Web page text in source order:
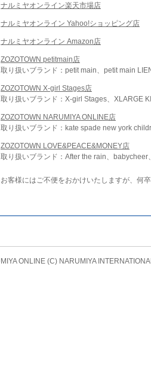
ナルミヤオンライン楽天市場店
ナルミヤオンライン Yahoo!ショッピング店
ナルミヤオンライン Amazon店
ZOZOTOWN petitmain店
取り扱いブランド：petit main、petit main
ZOZOTOWN X-girl Stages店
取り扱いブランド：X-girl Stages、XLARGE
ZOZOTOWN NARUMIYA ONLINE店
取り扱いブランド：kate spade new york
ZOZOTOWN LOVE&PEACE&MONEY店
取り扱いブランド：After the rain、
お客様にはご不便をおかけいたしますが、何